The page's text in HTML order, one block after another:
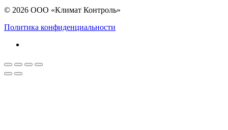
© 2026 ООО «Климат Контроль»
Политика конфиденциальности